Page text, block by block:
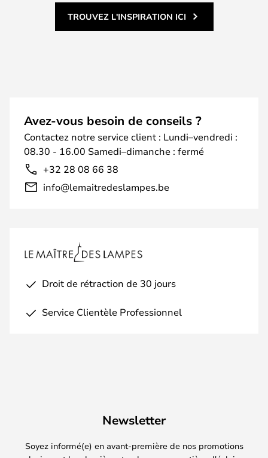
TROUVEZ L'INSPIRATION ICI
Avez-vous besoin de conseils ?
Contactez notre service client : Lundi–vendredi :
08.30 - 16.00 Samedi–dimanche : fermé
+32 28 08 66 38
info@lemaitredeslampes.be
Droit de rétraction de 30 jours
Service Clientèle Professionnel
Newsletter
Soyez informé(e) en avant-première de nos promotions